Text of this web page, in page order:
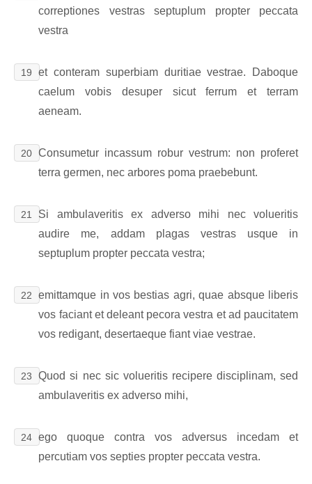
correptiones vestras septuplum propter peccata
vestra
19
et conteram superbiam duritiae vestrae. Daboque
caelum vobis desuper sicut ferrum et terram
aeneam.
20 Consumetur incassum robur vestrum: non proferet
terra germen, nec arbores poma praebebunt.
21
Si ambulaveritis ex adverso mihi nec volueritis
audire me, addam plagas vestras usque in
septuplum propter peccata vestra;
22
emittamque in vos bestias agri, quae absque liberis
vos faciant et deleant pecora vestra et ad paucitatem
vos redigant, desertaeque fiant viae vestrae.
23
Quod si nec sic volueritis recipere disciplinam, sed
ambulaveritis ex adverso mihi,
24 ego quoque contra vos adversus incedam et
percutiam vos septies propter peccata vestra.